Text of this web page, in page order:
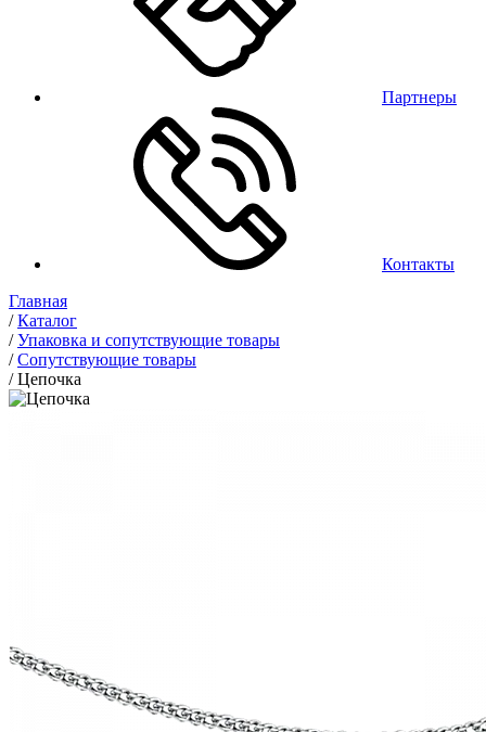
Партнеры
Контакты
Главная
/Каталог
/Упаковка и сопутствующие товары
/Сопутствующие товары
/Цепочка